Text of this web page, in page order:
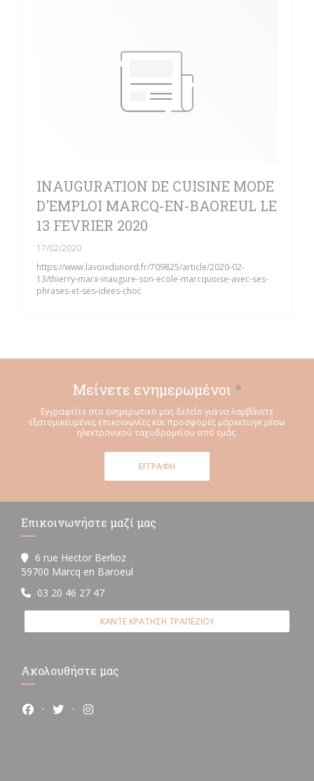
INAUGURATION DE CUISINE MODE
D'EMPLOI MARCQ-EN-BAOREUL LE
13 FEVRIER 2020
17/02/2020
https://www.lavoixdunord.fr/709825/article/2020-02-
13/thierry-marx-inaugure-son-ecole-marcquoise-avec-ses-
phrases-et-ses-idees-choc
Μείνετε ενημερωμένοι *
Εγγραφείτε στο ενημερωτικό μας δελτίο για να λαμβάνετε
εξατομικευμένες επικοινωνίες και προσφορές μάρκετινγκ μέσω
ηλεκτρονικού ταχυδρομείου από εμάς.
ΕΓΓΡΑΦΉ
Επικοινωνήστε μαζί μας
6 rue Hector Berlioz
59700 Marcq en Baroeul
03 20 46 27 47
ΚΆΝΤΕ ΚΡΆΤΗΣΗ ΤΡΑΠΕΖΙΟΎ
Ακολουθήστε μας
Facebook ((ανοίγει σε νέο παράθυρο))
Twitter ((ανοίγει σε νέο παράθυρο))
Instagram ((ανοίγει σε νέο παράθυρο))